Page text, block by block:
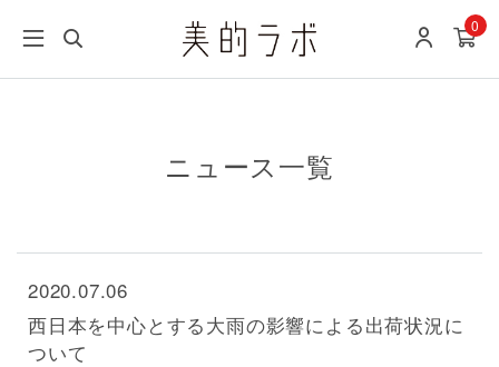
0
ニュース一覧
2020.07.06
西日本を中心とする大雨の影響による出荷状況に
ついて